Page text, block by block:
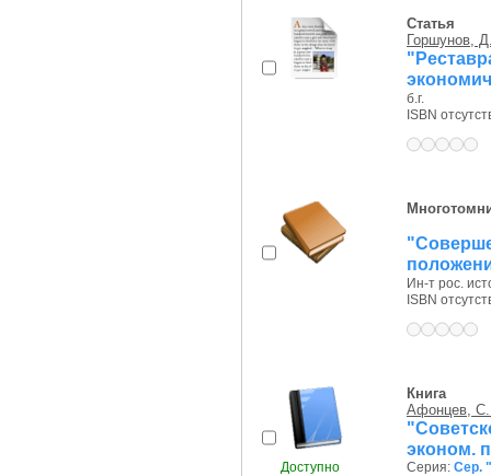
Статья
Горшунов,
б.г.
ISBN
Ин-т рос.
ISBN
Доступно
Книга
Афонцев,
эконом.
Серия: Сер.